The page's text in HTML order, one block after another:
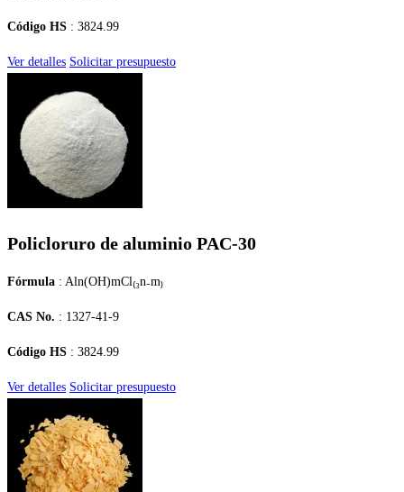
Código HS : 3824.99
Ver detalles Solicitar presupuesto
Policloruro de aluminio PAC-30
Fórmula : Aln(OH)mCl₍₃n₋m₎
CAS No. : 1327-41-9
Código HS : 3824.99
Ver detalles Solicitar presupuesto